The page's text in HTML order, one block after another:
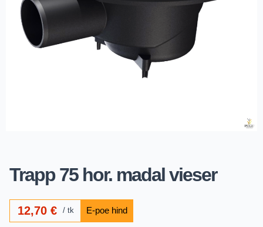
Trapp 75 hor. madal vieser
12,70€ tk